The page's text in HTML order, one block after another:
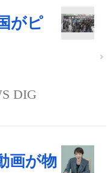
がピ
DIG
画が物